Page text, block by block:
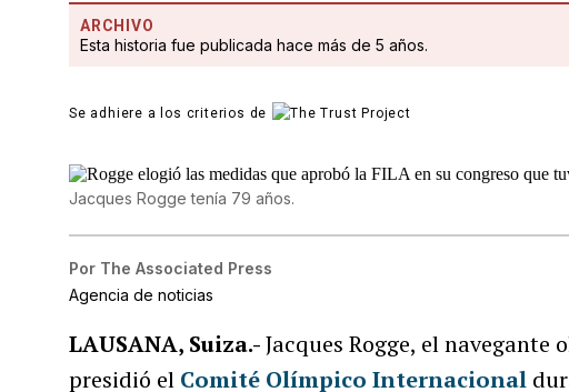
ARCHIVO
Esta historia fue publicada hace más de 5 años.
Se adhiere a los criterios de
Jacques Rogge tenía 79 años.
Por The Associated Press
Agencia de noticias
LAUSANA, Suiza.-Jacques Rogge, el
presidió el Comité Olímpico Internacional